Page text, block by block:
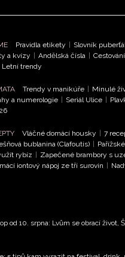
od našich partnerů? Pokud
BurdaMedia Extra s.r.o.,
Pravidla etikety | Slovník
a kvízy | Andělská čísla | Cestování
Letní trendy
Trendy v manikúře | Minulé
a numerologie | Seriál Ulice |
Vláčné domácí housky | 7
bublanina (Clafoutis) |
rybíz | Zapečené brambory s
iontový nápoj ze tří surovin |
od 10. srpna: Lvům se obrací život,